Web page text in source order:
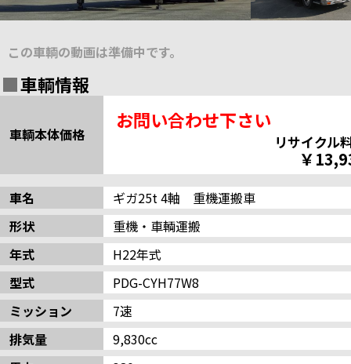
この車輌の動画は準備中です。
車輌情報
車輌本体価格
お問い合わせ下さい
リサイクル
￥
車名
ギガ25t 4軸 重機運搬車
形状
重機・車輌運搬
年式
H22年式
型式
PDG-CYH77W8
ミッション
7速
排気量
9,830cc